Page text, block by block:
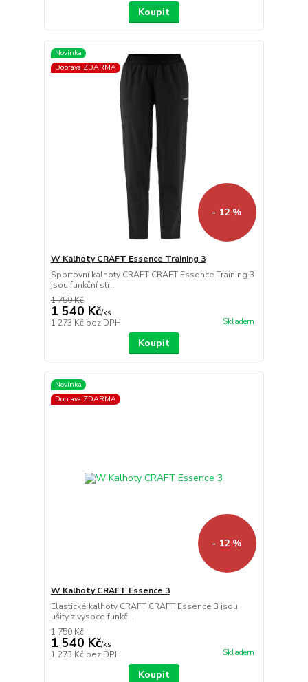
Koupit
Novinka
Doprava ZDARMA
- 12 %
W Kalhoty CRAFT Essence Training 3
Sportovní kalhoty CRAFT CRAFT Essence Training 3
jsou funkční str...
1 750 Kč
1 540 Kč/ks
1 273 Kč bez DPH Skladem
Koupit
Novinka
Doprava ZDARMA
- 12 %
W Kalhoty CRAFT Essence 3
Elastické kalhoty CRAFT CRAFT Essence 3 jsou
ušity z vysoce funkč...
1 750 Kč
1 540 Kč/ks
1 273 Kč bez DPH Skladem
Koupit